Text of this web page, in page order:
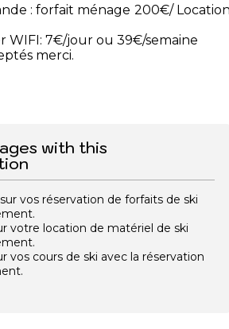
: forfait ménage 200€/
WIFI: 7€/jour ou 39€/semaine
merci.
with this
vos réservation de forfaits de ski
votre location de matériel de ski
vos cours de ski avec la réservation